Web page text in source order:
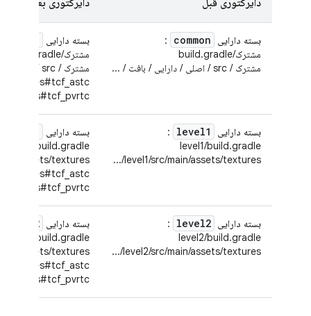
دایرکتوری قبل دایرکتوری بعد
بسته دارایی common
:
مشترک/build.gradle
مشترک / src / اصلی / دارایی / بافت / ...
بسته دارایی
مشترک/build.gradle
مشترک / src / اصلی / دارایی / بافت / ...
textures#tcf_astc/...
...
بسته دارایی level1
:
level1/build.gradle
level1/src/main/assets/textures/...
بسته دارایی
level1/build.gradle
assets/textures/...
textures#tcf_astc/...
...
بسته دارایی level2
:
level2/build.gradle
level2/src/main/assets/textures/...
بسته دارایی level2
level2/build.gradle
assets/textures/...
textures#tcf_astc/...
...